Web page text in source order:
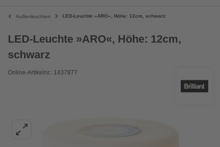
Außenleuchten LED-Leuchte »ARO«, Höhe: 12cm, schwarz
LED-Leuchte »ARO«, Höhe: 12cm,
schwarz
Online-Artikelnr.: 1437877